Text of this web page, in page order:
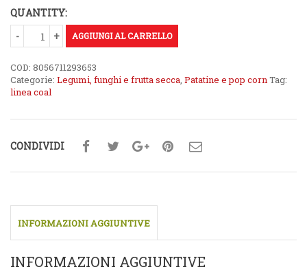
QUANTITY:
AGGIUNGI AL CARRELLO
COD: 8056711293653
Categorie: Legumi, funghi e frutta secca, Patatine e pop cornTag:
linea coal
CONDIVIDI
INFORMAZIONI AGGIUNTIVE
INFORMAZIONI AGGIUNTIVE